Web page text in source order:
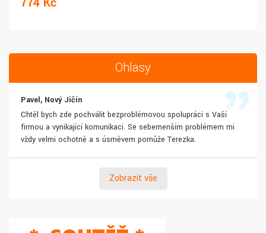
Ohlasy
Pavel, Nový Jičín
Chtěl bych zde pochválit bezproblémovou spolupráci s Vaší
firmou a vynikající komunikaci. Se sebemenším problémem mi
vždy velmi ochotně a s úsměvem pomůže Terezka.
Zobrazit vše